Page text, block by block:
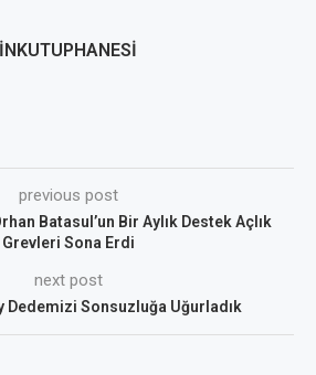
previous post
Batasul’un Bir Aylık Destek Açlık
Grevleri Sona Erdi
next post
Dedemizi Sonsuzluğa Uğurladık